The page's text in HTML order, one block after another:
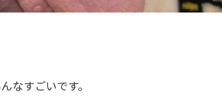
なすごいです。